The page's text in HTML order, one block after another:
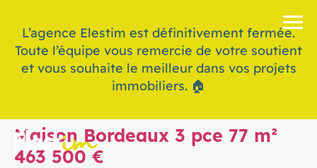
L’agence Elestim est définitivement fermée.
Toute l’équipe vous remercie de votre soutient
et vous souhaite le meilleur dans vos projets
immobiliers. 🏠
Maison Bordeaux 3 pce 77 m²
463 500 €